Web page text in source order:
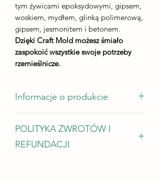
tym żywicami epoksydowymi, gipsem,
woskiem, mydłem, glinką polimerową,
gipsem, jesmonitem i betonem.
Dzięki Craft Mold możesz śmiało
zaspokoić wszystkie swoje potrzeby
rzemieślnicze.
Informacje o produkcie
wysokość odlewu - nie mniej niż 5 mm
zużycie żywicy - od 480 g
POLITYKA ZWROTÓW I
REFUNDACJI